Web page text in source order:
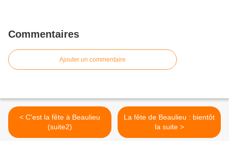
Commentaires
Ajouter un commentaire
< C'est la fête à Beaulieu
(suite2)
La fête de Beaulieu : bientôt
la suite >